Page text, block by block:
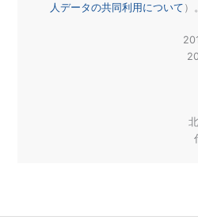
人データの共同利用について ）。